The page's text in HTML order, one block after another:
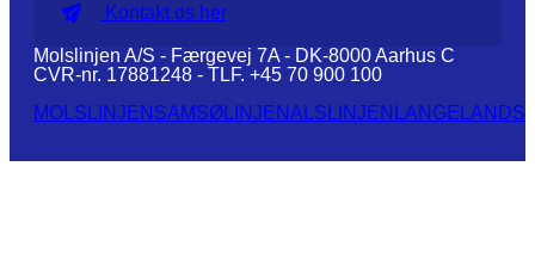
Kontakt os her
Molslinjen A/S - Færgevej 7A - DK-8000 Aarhus C
CVR-nr. 17881248 - TLF. +45 70 900 100
MOLSLINJEN SAMSØLINJENALSLINJEN